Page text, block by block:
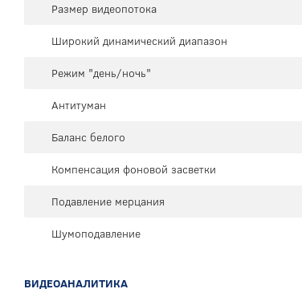
Размер видеопотока
Широкий динамический диапазон
Режим "день/ночь"
Антитуман
Баланс белого
Компенсация фоновой засветки
Подавление мерцания
Шумоподавление
ВИДЕОАНАЛИТИКА